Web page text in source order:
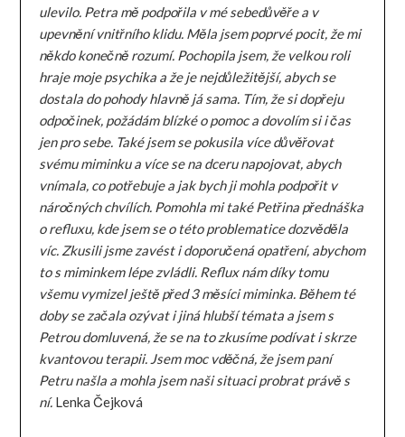
ulevilo. Petra mě podpořila v mé sebedůvěře a v
upevnění vnitřního klidu. Měla jsem poprvé pocit, že mi
někdo konečně rozumí. Pochopila jsem, že velkou roli
hraje moje psychika a že je nejdůležitější, abych se
dostala do pohody hlavně já sama. Tím, že si dopřeju
odpočinek, požádám blízké o pomoc a dovolím si i čas
jen pro sebe. Také jsem se pokusila více důvěřovat
svému miminku a více se na dceru napojovat, abych
vnímala, co potřebuje a jak bych ji mohla podpořit v
náročných chvílích. Pomohla mi také Petřina přednáška
o refluxu, kde jsem se o této problematice dozvěděla
víc. Zkusili jsme zavést i doporučená opatření, abychom
to s miminkem lépe zvládli. Reflux nám díky tomu
všemu vymizel ještě před 3 měsíci miminka. Během té
doby se začala ozývat i jiná hlubší témata a jsem s
Petrou domluvená, že se na to zkusíme podívat i skrze
kvantovou terapii. Jsem moc vděčná, že jsem paní
Petru našla a mohla jsem naši situaci probrat právě s
ní. Lenka Čejková